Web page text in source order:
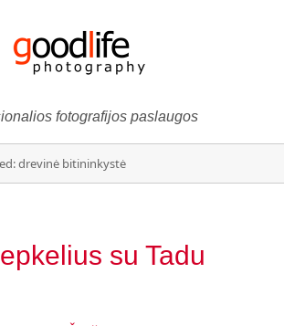
fotografijos paslaugos
drevinė bitininkystė
su Tadu